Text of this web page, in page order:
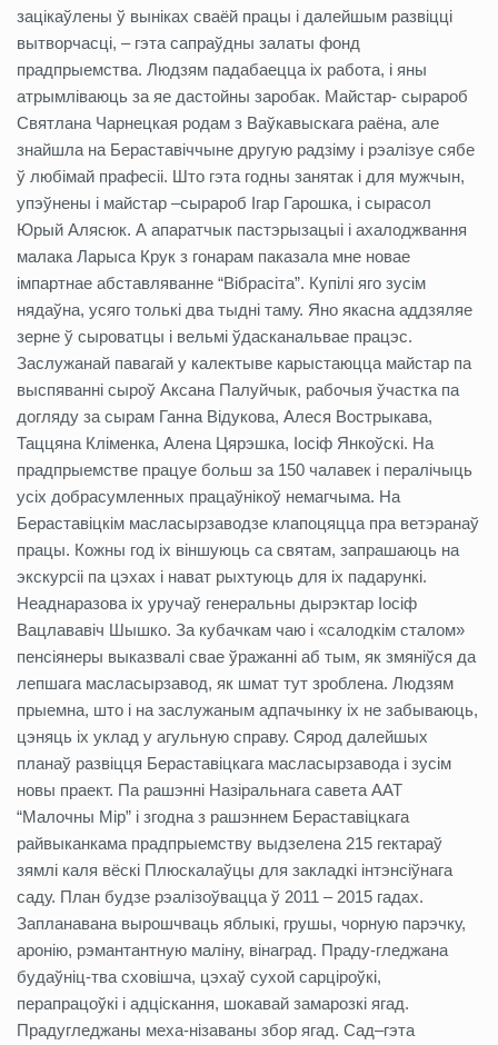
зацікаўлены ў выніках сваёй працы і далейшым развіцці
вытворчасці, – гэта сапраўдны залаты фонд
прадпрыемства. Людзям падабаецца іх работа, і яны
атрымліваюць за яе дастойны заробак. Майстар- сырароб
Святлана Чарнецкая родам з Ваўкавыскага раёна, але
знайшла на Бераставіччыне другую радзіму і рэалізуе сябе
ў любімай прафесіі. Што гэта годны занятак і для мужчын,
упэўнены і майстар –сырароб Ігар Гарошка, і сырасол
Юрый Алясюк. А апаратчык пастэрызацыі і ахалоджвання
малака Ларыса Крук з гонарам паказала мне новае
імпартнае абставляванне “Вібрасіта”. Купілі яго зусім
нядаўна, усяго толькі два тыдні таму. Яно якасна аддзяляе
зерне ў сыроватцы і вельмі ўдасканальвае працэс.
Заслужанай павагай у калектыве карыстаюцца майстар па
выспяванні сыроў Аксана Палуйчык, рабочыя ўчастка па
догляду за сырам Ганна Відукова, Алеся Вострыкава,
Таццяна Кліменка, Алена Цярэшка, Іосіф Янкоўскі. На
прадпрыемстве працуе больш за 150 чалавек і пералічыць
усіх добрасумленных працаўнікоў немагчыма. На
Бераставіцкім масласырзаводзе клапоцяцца пра ветэранаў
працы. Кожны год іх віншуюць са святам, запрашаюць на
экскурсіі па цэхах і нават рыхтуюць для іх падарункі.
Неаднаразова іх уручаў генеральны дырэктар Іосіф
Вацлававіч Шышко. За кубачкам чаю і «салодкім сталом»
пенсіянеры выказвалі свае ўражанні аб тым, як змяніўся да
лепшага масласырзавод, як шмат тут зроблена. Людзям
прыемна, што і на заслужаным адпачынку іх не забываюць,
цэняць іх уклад у агульную справу. Сярод далейшых
планаў развіцця Бераставіцкага масласырзавода і зусім
новы праект. Па рашэнні Назіральнага савета ААТ
“Малочны Мір” і згодна з рашэннем Бераставіцкага
райвыканкама прадпрыемству выдзелена 215 гектараў
зямлі каля вёскі Плюскалаўцы для закладкі інтэнсіўнага
саду. План будзе рэалізоўвацца ў 2011 – 2015 гадах.
Запланавана вырошчваць яблыкі, грушы, чорную парэчку,
аронію, рэмантантную маліну, вінаград. Праду-гледжана
будаўніц-тва сховішча, цэхаў сухой сарціроўкі,
перапрацоўкі і адціскання, шокавай замарозкі ягад.
Прадугледжаны меха-нізаваны збор ягад. Сад–гэта